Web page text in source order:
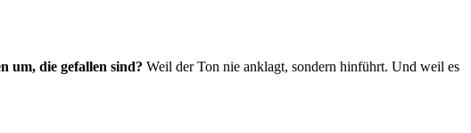
um, die gefallen sind? Weil der Ton nie anklagt, sondern hinführt. Und weil es